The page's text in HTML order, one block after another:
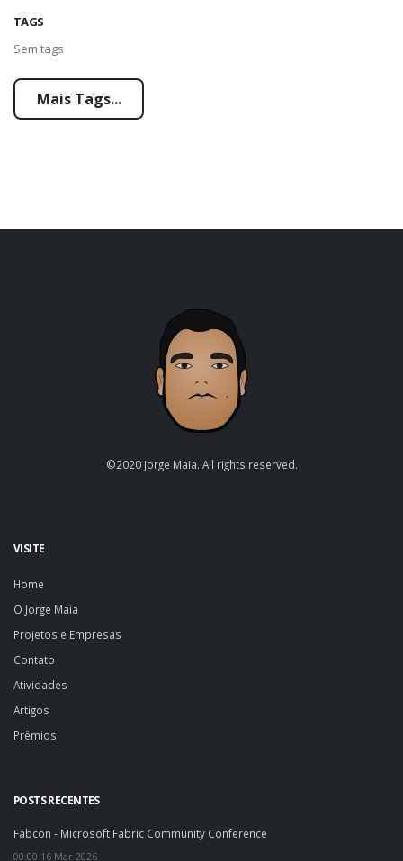
TAGS
Sem tags
Mais Tags...
©2020 Jorge Maia. All rights reserved.
VISITE
Home
O Jorge Maia
Projetos e Empresas
Contato
Atividades
Artigos
Prêmios
POSTS RECENTES
Fabcon - Microsoft Fabric Community Conference
00:00 16 Mar 2026